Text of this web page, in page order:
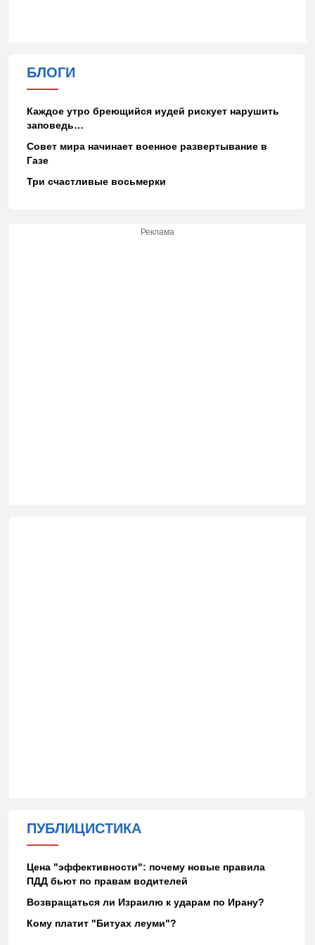
БЛОГИ
Каждое утро бреющийся иудей рискует нарушить
заповедь…
Совет мира начинает военное развертывание в
Газе
Три счастливые восьмерки
Реклама
ПУБЛИЦИСТИКА
Цена "эффективности": почему новые правила
ПДД бьют по правам водителей
Возвращаться ли Израилю к ударам по Ирану?
Кому платит "Битуах леуми"?